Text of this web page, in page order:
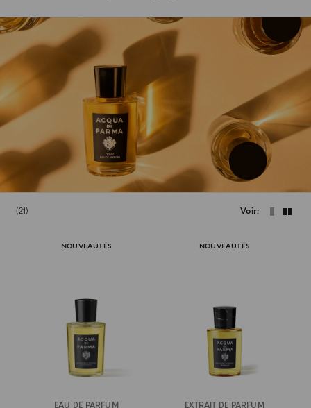
21 Voir
NOUVEAUTÉS
EAU DE PARFUM
NOUVEAUTÉS
EXTRAIT DE PARFUM